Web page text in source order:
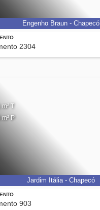
2304
Engenho Braun - Chapecó
903
T
P
Jardim Itália - Chapecó